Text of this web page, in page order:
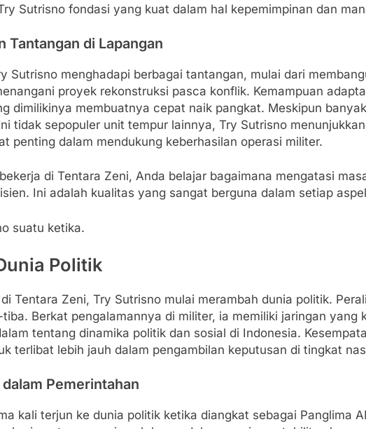
Sutrisno fondasi yang kuat dalam hal kepemimpinan dan
Tantangan di Lapangan
Sutrisno menghadapi berbagai tantangan, mulai dari
proyek rekonstruksi pasca konflik. Kemampuan
dimilikinya membuatnya cepat naik pangkat. Meskipun
tidak sepopuler unit tempur lainnya, Try Sutrisno
penting dalam mendukung keberhasilan operasi militer.
di Tentara Zeni, Anda belajar bagaimana mengatasi
Ini adalah kualitas yang sangat berguna dalam setiap
suatu ketika.
Politik
Tentara Zeni, Try Sutrisno mulai merambah dunia politik.
Berkat pengalamannya di militer, ia memiliki jaringan yang
tentang dinamika politik dan sosial di Indonesia.
terlibat lebih jauh dalam pengambilan keputusan di tingkat
Pemerintahan
kali terjun ke dunia politik ketika diangkat sebagai Panglima